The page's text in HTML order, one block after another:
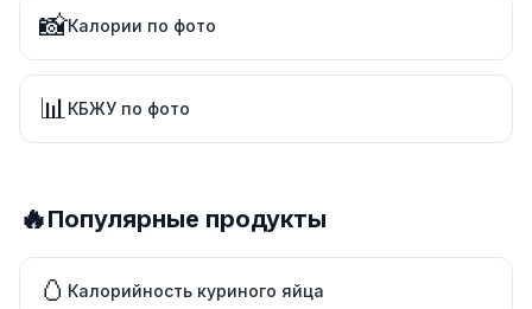
📸Калории по фото
📊КБЖУ по фото
🔥Популярные продукты
🥚 Калорийность куриного яйца